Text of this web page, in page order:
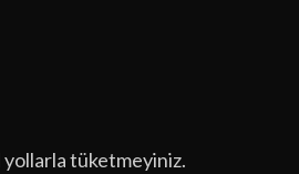
yollarla tüketmeyiniz.